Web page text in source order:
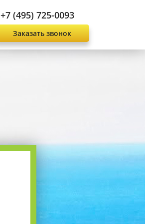
+7 (495) 725-0093
Заказать звонок